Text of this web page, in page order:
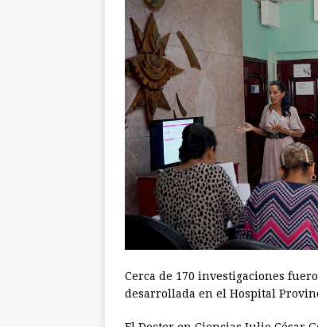
Cerca de 170 investigaciones
desarrollada en el Hospital